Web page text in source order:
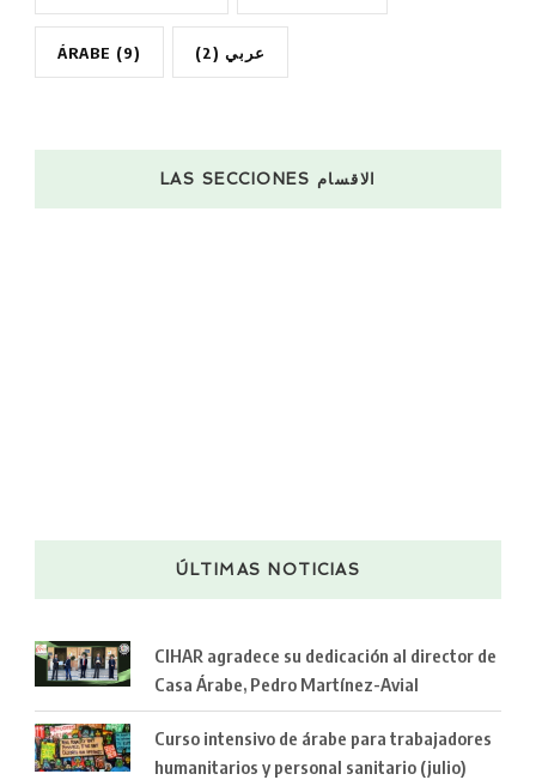
ÁRABE (9) عربي (2)
LAS SECCIONES الاقسام
ÚLTIMAS NOTICIAS
CIHAR agradece su dedicación al director de
Casa Árabe, Pedro Martínez-Avial
Curso intensivo de árabe para trabajadores
humanitarios y personal sanitario (julio)